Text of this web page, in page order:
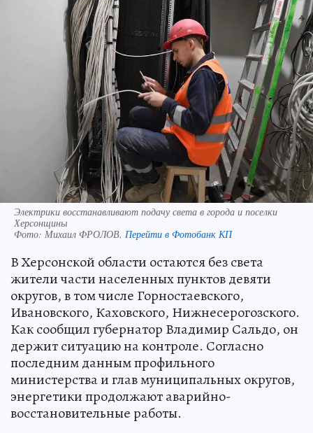
Электрики восстанавливают подачу света в города и поселки
Херсонщины
Фото: Михаил ФРОЛОВ. Перейти в Фотобанк КП
В Херсонской области остаются без света
жители части населенных пунктов девяти
округов, в том числе Горностаевского,
Ивановского, Каховского, Нижнесерогозского.
Как сообщил губернатор Владимир Сальдо, он
держит ситуацию на контроле. Согласно
последним данным профильного
министерства и глав муниципальных округов,
энергетики продолжают аварийно-
восстановительные работы.